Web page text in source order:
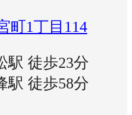
町1丁目114
駅 徒歩23分
駅 徒歩58分